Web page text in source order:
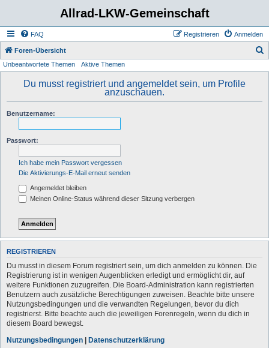
Allrad-LKW-Gemeinschaft
FAQ Anmelden
Registrieren
Foren-Übersicht
Unbeantwortete Themen Aktive Themen
Du musst registriert und angemeldet sein, um Profile
anzuschauen.
Benutzername:
Passwort:
Ich habe mein Passwort vergessen
Die Aktivierungs-E-Mail erneut senden
Angemeldet bleiben
Meinen Online-Status während dieser Sitzung verbergen
REGISTRIEREN
Du musst in diesem Forum registriert sein, um dich anmelden zu können. Die
Registrierung ist in wenigen Augenblicken erledigt und ermöglicht dir, auf
weitere Funktionen zuzugreifen. Die Board-Administration kann registrierten
Benutzern auch zusätzliche Berechtigungen zuweisen. Beachte bitte unsere
Nutzungsbedingungen und die verwandten Regelungen, bevor du dich
registrierst. Bitte beachte auch die jeweiligen Forenregeln, wenn du dich in
diesem Board bewegst.
Nutzungsbedingungen | Datenschutzerklärung